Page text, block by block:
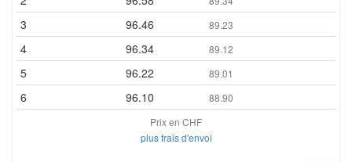
3 96.46 89.23
4 96.34 89.12
5 96.22 89.01
6 96.10
88.90
Prix en CHF
plus frais d'envoi